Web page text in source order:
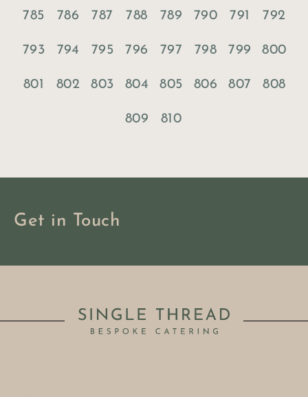
785 786 787 788 789 790 791 792
793 794 795 796 797 798 799 800
801 802 803 804 805 806 807 808
809 810
Get in Touch